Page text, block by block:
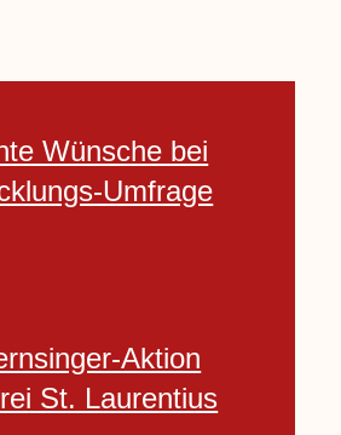
Wünsche bei
Umfrage
Aktion
St. Laurentius